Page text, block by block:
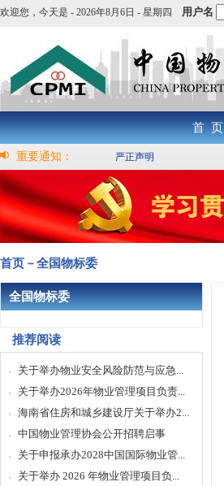
欢迎您， 今天是 - 2026年8月6日 - 星期四 用户名
首 页
重要通知： 严正声明
首页－全国物标委
全国物标委
推荐阅读
关于举办物业安全风险防范与应急...
关于举办2026年物业管理项目负责...
海南省住房和城乡建设厅关于举办2...
中国物业管理协会公开招聘启事
关于申报承办2028中国国际物业管...
关于举办 2026 年物业管理项目负...